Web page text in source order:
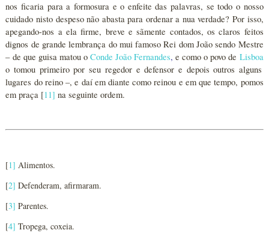
nos ficaria para a formosura e o enfeite das palavras, se todo o nosso
cuidado nisto despeso não abasta para ordenar a nua verdade? Por isso,
apegando-nos a ela firme, breve e sãmente contados, os claros feitos
dignos de grande lembrança do mui famoso Rei dom João sendo Mestre
– de que guisa matou o Conde João Fernandes, e como o povo de Lisboa
o tomou primeiro por seu regedor e defensor e depois outros alguns
lugares do reino –, e daí em diante como reinou e em que tempo, pomos
em praça [11] na seguinte ordem.
[1] Alimentos.
[2] Defenderam, afirmaram.
[3] Parentes.
[4] Tropega, coxeia.